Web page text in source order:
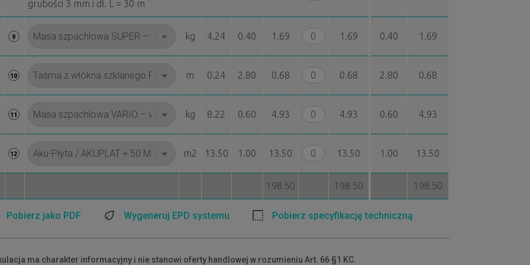
grubości 3 mm i dł. L = 30 m
9 kg 4.24 0.40 1.69 1.69 0.40 1.69
10 m 0.24 2.80 0.68 0.68 2.80 0.68
11 kg 8.22 0.60 4.93 4.93 0.60 4.93
12 m2 13.50 1.00 13.50 13.50 1.00 13.50
198.50 198.50 198.50
Pobierz jako PDF Wygeneruj EPD systemu Pobierz specyfikację techniczną
ma charakter informacyjny i nie stanowi oferty handlowej w rozumieniu Art. 66 §1 KC.